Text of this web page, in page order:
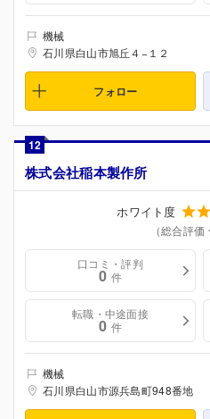
機械
石川県白山市旭丘４−１２
フォロー
12
株式会社稲本製作所
ホワイト度
（総合評価
口コミ・評判
0 件
転職・中途面接
0 件
機械
石川県白山市源兵島町948番地